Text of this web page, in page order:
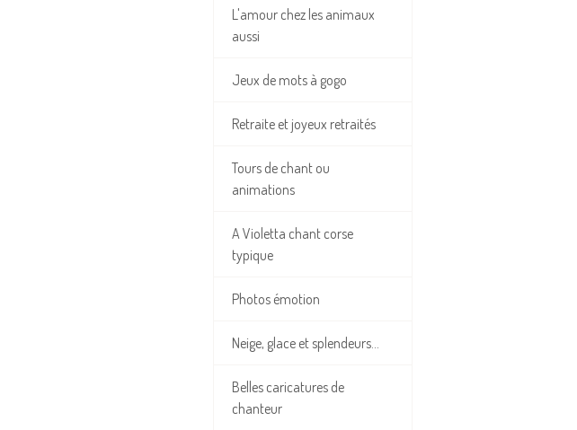
L'amour chez les animaux
aussi
Jeux de mots à gogo
Retraite et joyeux retraités
Tours de chant ou
animations
A Violetta chant corse
typique
Photos émotion
Neige, glace et splendeurs...
Belles caricatures de
chanteur